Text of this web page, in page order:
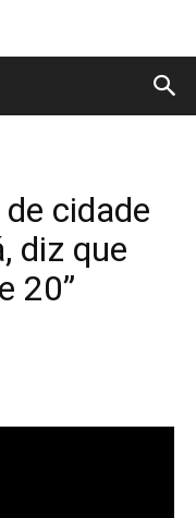
cidade
diz que
20”